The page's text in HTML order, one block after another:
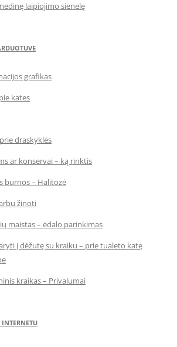
laipiojimo sienelę
grafikas
kates
draskyklės
ar konservai – ką rinktis
burnos – Halitozė
žinoti
maistas – ėdalo parinkimas
į dėžutę su kraiku – prie tualeto katę
kraikas – Privalumai
INTERNETU